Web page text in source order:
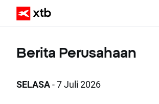
Berita Perusahaan
SELASA- 7 Juli 2026